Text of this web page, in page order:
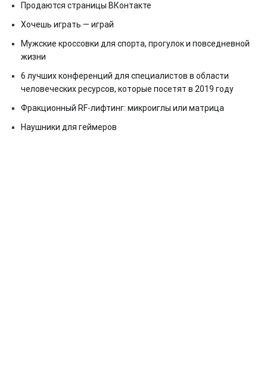
Продаются страницы ВКонтакте
Хочешь играть — играй
Мужские кроссовки для спорта, прогулок и повседневной
жизни
6 лучших конференций для специалистов в области
человеческих ресурсов, которые посетят в 2019 году
Фракционный RF-лифтинг: микроиглы или матрица
Наушники для геймеров